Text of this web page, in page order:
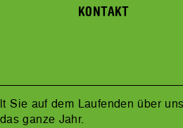
KONTAKT
Sie auf dem Laufenden über
ganze Jahr.